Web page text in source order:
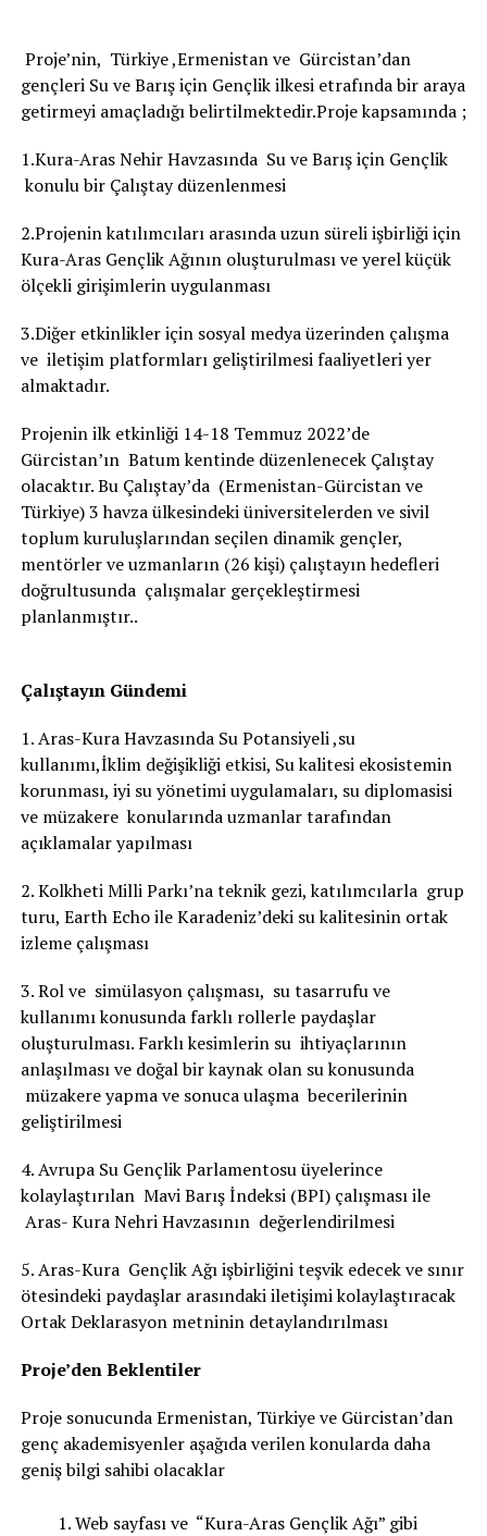
Proje’nin, Türkiye ,Ermenistan ve Gürcistan’dan
gençleri Su ve Barış için Gençlik ilkesi etrafında bir araya
getirmeyi amaçladığı belirtilmektedir.Proje kapsamında ;
1.Kura-Aras Nehir Havzasında Su ve Barış için Gençlik
konulu bir Çalıştay düzenlenmesi
2.Projenin katılımcıları arasında uzun süreli işbirliği için
Kura-Aras Gençlik Ağının oluşturulması ve yerel küçük
ölçekli girişimlerin uygulanması
3.Diğer etkinlikler için sosyal medya üzerinden çalışma
ve iletişim platformları geliştirilmesi faaliyetleri yer
almaktadır.
Projenin ilk etkinliği 14-18 Temmuz 2022’de
Gürcistan’ın Batum kentinde düzenlenecek Çalıştay
olacaktır. Bu Çalıştay’da (Ermenistan-Gürcistan ve
Türkiye) 3 havza ülkesindeki üniversitelerden ve sivil
toplum kuruluşlarından seçilen dinamik gençler,
mentörler ve uzmanların (26 kişi) çalıştayın hedefleri
doğrultusunda çalışmalar gerçekleştirmesi
planlanmıştır..
Çalıştayın Gündemi
1. Aras-Kura Havzasında Su Potansiyeli ,su
kullanımı,İklim değişikliği etkisi, Su kalitesi ekosistemin
korunması, iyi su yönetimi uygulamaları, su diplomasisi
ve müzakere konularında uzmanlar tarafından
açıklamalar yapılması
2. Kolkheti Milli Parkı’na teknik gezi, katılımcılarla grup
turu, Earth Echo ile Karadeniz’deki su kalitesinin ortak
izleme çalışması
3. Rol ve simülasyon çalışması, su tasarrufu ve
kullanımı konusunda farklı rollerle paydaşlar
oluşturulması. Farklı kesimlerin su ihtiyaçlarının
anlaşılması ve doğal bir kaynak olan su konusunda
müzakere yapma ve sonuca ulaşma becerilerinin
geliştirilmesi
4. Avrupa Su Gençlik Parlamentosu üyelerince
kolaylaştırılan Mavi Barış İndeksi (BPI) çalışması ile
Aras- Kura Nehri Havzasının değerlendirilmesi
5. Aras-Kura Gençlik Ağı işbirliğini teşvik edecek ve sınır
ötesindeki paydaşlar arasındaki iletişimi kolaylaştıracak
Ortak Deklarasyon metninin detaylandırılması
Proje’den Beklentiler
Proje sonucunda Ermenistan, Türkiye ve Gürcistan’dan
genç akademisyenler aşağıda verilen konularda daha
geniş bilgi sahibi olacaklar
Web sayfası ve “Kura-Aras Gençlik Ağı” gibi